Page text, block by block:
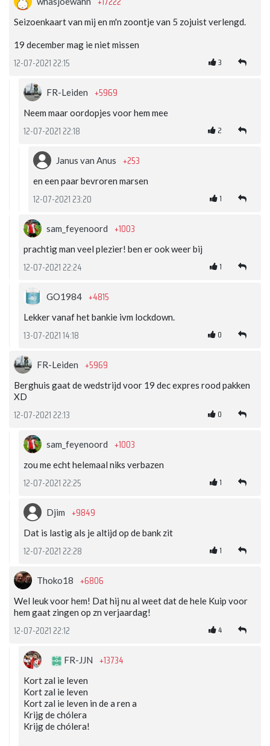
Seizoenkaart van mij en m'n zoontje van 5 zojuist verlengd.
19 december mag ie niet missen
12-07-2021 22:15 3
FR-Leiden +5969
Neem maar oordopjes voor hem mee
12-07-2021 22:18 2
Janus van Anus +253
en een paar bevroren marsen
12-07-2021 23:20 1
sam_feyenoord +1003
prachtig man veel plezier! ben er ook weer bij
12-07-2021 22:24 1
GO1984 +4815
Lekker vanaf het bankie ivm lockdown.
13-07-2021 14:18 0
FR-Leiden +5969
Berghuis gaat de wedstrijd voor 19 dec expres rood pakken
XD
12-07-2021 22:13 0
sam_feyenoord +1003
zou me echt helemaal niks verbazen
12-07-2021 22:25 1
Djim +9849
Dat is lastig als je altijd op de bank zit
12-07-2021 22:28 1
Thoko18 +6806
Wel leuk voor hem! Dat hij nu al weet dat de hele Kuip voor
hem gaat zingen op zn verjaardag!
12-07-2021 22:12 4
FR-JJN +13734
Kort zal ie leven
Kort zal ie leven
Kort zal ie leven in de a ren a
Krijg de chólera
Krijg de chólera!